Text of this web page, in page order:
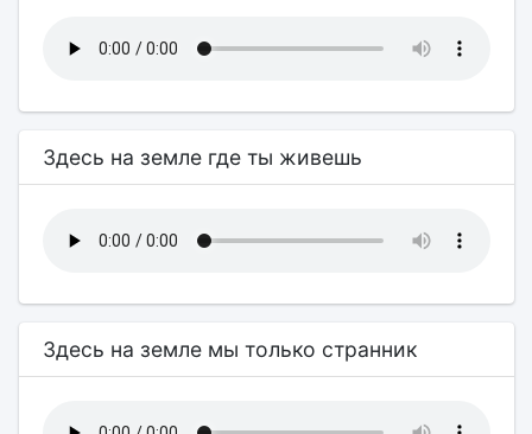
Здесь на земле где ты живешь
Здесь на земле мы только странник